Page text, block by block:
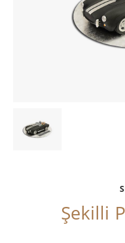
Şekilli